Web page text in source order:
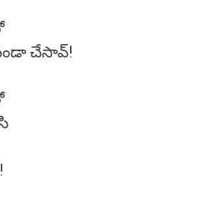
చేసావ్!